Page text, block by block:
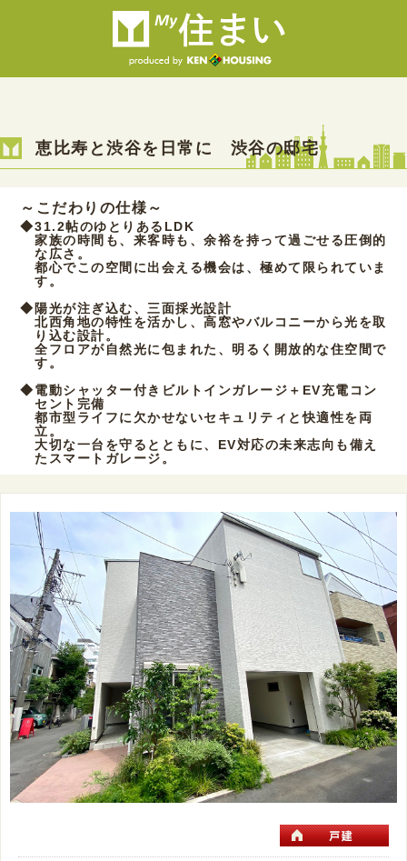
恵比寿と渋谷を日常に 渋谷の邸宅
～こだわりの仕様～
◆31.2帖のゆとりあるLDK
家族の時間も、来客時も、余裕を持って過ごせる圧倒的
な広さ。
都心でこの空間に出会える機会は、極めて限られていま
す。
◆ 陽光が注ぎ込む、三面採光設計
北西角地の特性を活かし、高窓やバルコニーから光を取
り込む設計。
全フロアが自然光に包まれた、明るく開放的な住空間で
す。
◆電動シャッター付きビルトインガレージ＋EV充電コン
セント完備
都市型ライフに欠かせないセキュリティと快適性を両
立。
大切な一台を守るとともに、EV対応の未来志向も備え
たスマートガレージ。